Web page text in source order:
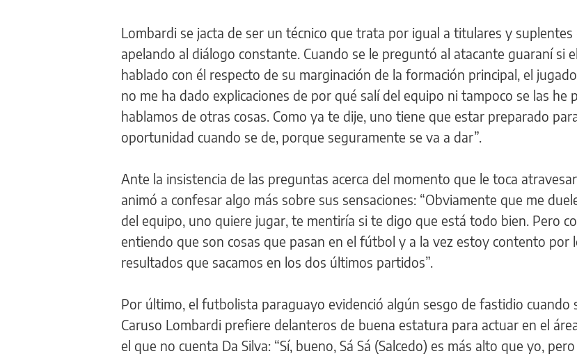
Lombardi se jacta de ser un técnico que trata por igual a titulares y suplentes
apelando al diálogo constante. Cuando se le preguntó al atacante guaraní si
hablado con él respecto de su marginación de la formación principal, el
no me ha dado explicaciones de por qué salí del equipo ni tampoco se las he
hablamos de otras cosas. Como ya te dije, uno tiene que estar preparado
oportunidad cuando se de, porque seguramente se va a dar”.
Ante la insistencia de las preguntas acerca del momento que le toca
animó a confesar algo más sobre sus sensaciones: “Obviamente que me
del equipo, uno quiere jugar, te mentiría si te digo que está todo bien. Pero
entiendo que son cosas que pasan en el fútbol y a la vez estoy contento por
resultados que sacamos en los dos últimos partidos”.
Por último, el futbolista paraguayo evidenció algún sesgo de fastidio cuando
Caruso Lombardi prefiere delanteros de buena estatura para actuar en el
el que no cuenta Da Silva: “Sí, bueno, Sá Sá (Salcedo) es más alto que yo,